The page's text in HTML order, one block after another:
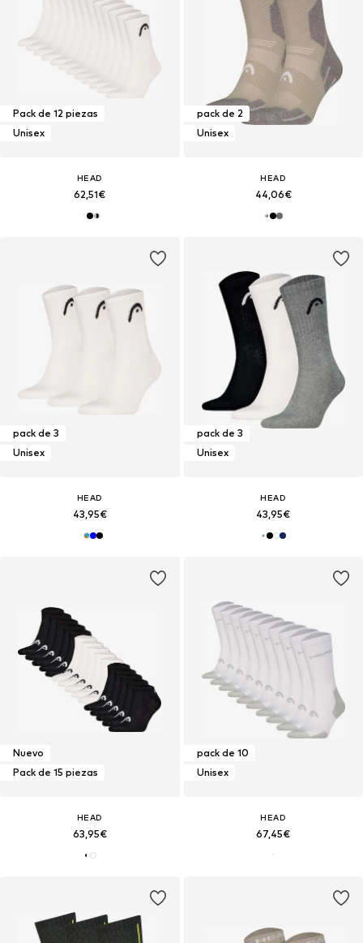
Pack de 12 piezas
Unisex
HEAD
62,51€
pack de 2
Unisex
HEAD
44,06€
pack de 3
Unisex
HEAD
43,95€
pack de 3
Unisex
HEAD
43,95€
Nuevo
Pack de 15 piezas
HEAD
63,95€
pack de 10
Unisex
HEAD
67,45€